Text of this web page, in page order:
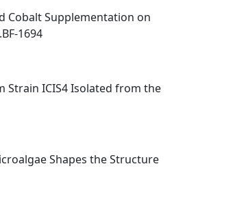
Cobalt Supplementation on
1694
Strain ICIS4 Isolated from the
Shapes the Structure